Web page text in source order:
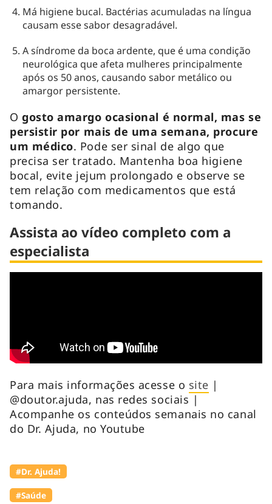
Má higiene bucal. Bactérias acumuladas na língua
causam esse sabor desagradável.
A síndrome da boca ardente, que é uma condição
neurológica que afeta mulheres principalmente
após os 50 anos, causando sabor metálico ou
amargor persistente.
Ogosto amargo ocasional é normal, mas se
persistir por mais de uma semana, procure
um médico. Pode ser sinal de algo que
precisa ser tratado. Mantenha boa higiene
bocal, evite jejum prolongado e observe se
tem relação com medicamentos que está
tomando.
Assista ao vídeo completo com a
especialista
Para mais informações acesse o site |
@doutor.ajuda, nas redes sociais |
Acompanhe os conteúdos semanais no canal
do Dr. Ajuda, no Youtube
#Dr. Ajuda!
#Saúde